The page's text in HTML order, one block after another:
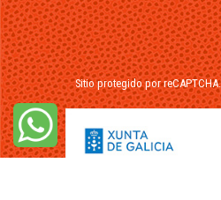
Sitio protegido por